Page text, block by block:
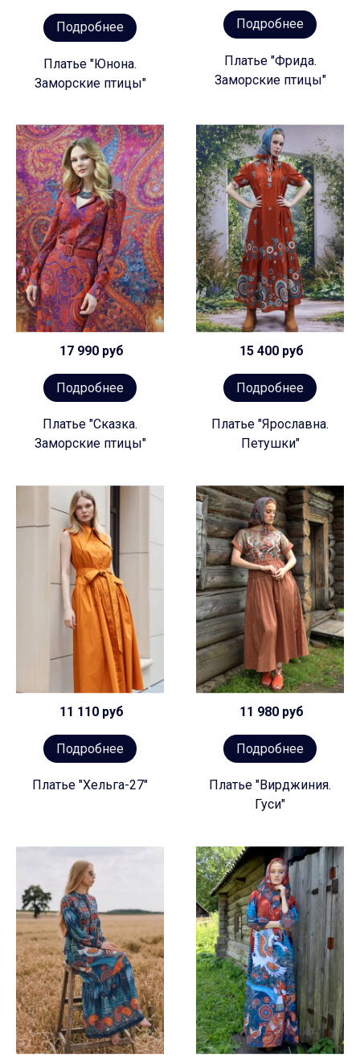
Подробнее
Платье "Юнона.
Заморские птицы"
Подробнее
Платье "Фрида.
Заморские птицы"
17 990 руб
Подробнее
Платье "Сказка.
Заморские птицы"
15 400 руб
Подробнее
Платье "Ярославна.
Петушки"
11 110 руб
Подробнее
Платье "Хельга-27"
11 980 руб
Подробнее
Платье "Вирджиния.
Гуси"